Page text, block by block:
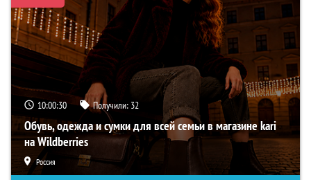
10:00:29 Получили: 32
Обувь, одежда и сумки для всей семьи в магазине kari
на Wildberries
Россия